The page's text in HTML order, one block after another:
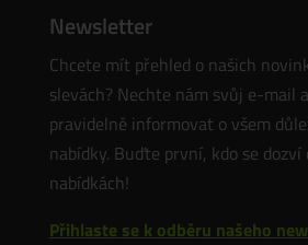
Newsletter
Chcete mít přehled o našich
slevách? Nechte nám svůj e-mail
pravidelně informovat o všem
nabídky. Buďte první, kdo se
nabídkách!
Přihlaste se k odběru našeho